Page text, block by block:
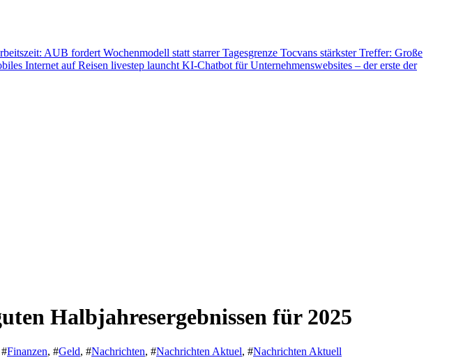
AUB fordert Wochenmodell statt starrer Tagesgrenze Tocvans stärkster Treffer: Große
Internet auf Reisen livestep launcht KI-Chatbot für Unternehmenswebsites – der erste der
Halbjahresergebnissen für 2025
Finanzen, #Geld, #Nachrichten, #Nachrichten Aktuel, #Nachrichten Aktuell